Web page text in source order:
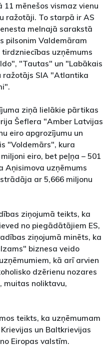
mēnešos vismaz vienu
ražotāji. To starpā ir AS
melnajā sarakstā
pilsonim Valdemāram
uzņēmums
"Tautas" un "Labākais
ražotājs SIA "Atlantika
ziņā lielākie pārtikas
Šeflera "Amber Latvijas
eiro apgrozījumu un
"Voldemārs", kura
eiro, bet peļņa – 501
Aņisimova uzņēmums
ar 5,666 miljonu
ziņojumā teikts, ka
no piegādātājiem ES,
ziņojumā minēts, ka
biznesa veido
kā arī arvien
dzērienu nozares
muitas noliktavu,
teikts, ka uzņēmumam
un Baltkrievijas
Eiropas valstīm.